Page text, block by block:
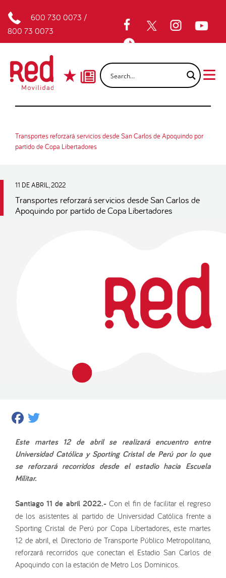
600 730 0073 /
800 73 0073
Transportes reforzará servicios desde San Carlos de Apoquindo por
partido de Copa Libertadores
11 DE ABRIL, 2022
Transportes reforzará servicios desde San Carlos de
Apoquindo por partido de Copa Libertadores
Facebook
Este martes 12 de abril se realizará encuentro entre
Universidad Católica y Sporting Cristal de Perú por lo que
se reforzará recorridos desde el estadio hacia Escuela
Militar.
Santiago 11 de abril 2022.-Con el fin de facilitar el regreso
de los asistentes al partido de Universidad Católica frente a
Sporting Cristal de Perú por Copa Libertadores, este martes
12 de abril, el Directorio de Transporte Público Metropolitano,
reforzará recorridos que conectan el Estadio San Carlos de
Apoquindo con la estación de Metro Los Dominicos.